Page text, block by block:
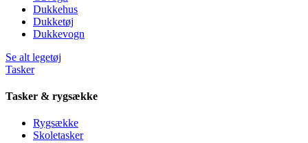
Dukkehus
Dukketøj
Dukkevogn
Se alt legetøj
Tasker
Tasker & rygsække
Rygsække
Skoletasker